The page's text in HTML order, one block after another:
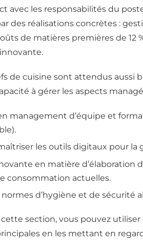
avec les responsabilités du
des réalisations concrètes :
de matières premières de 12
de cuisine sont attendus aussi
à gérer les aspects
management d’équipe et
les outils digitaux pour
en matière d’élaboration
consommation actuelles.
d’hygiène et de sécurité
section, vous pouvez
en les mettant en